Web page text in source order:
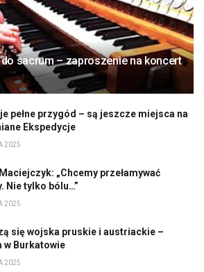
sacrum – zaproszenie na koncert
pełne przygód – są jeszcze miejsca na
Ekspedycje
2025
„Chcemy przełamywać
Nie tylko bólu…”
2025
się wojska pruskie i austriackie –
w Burkatowie
2025